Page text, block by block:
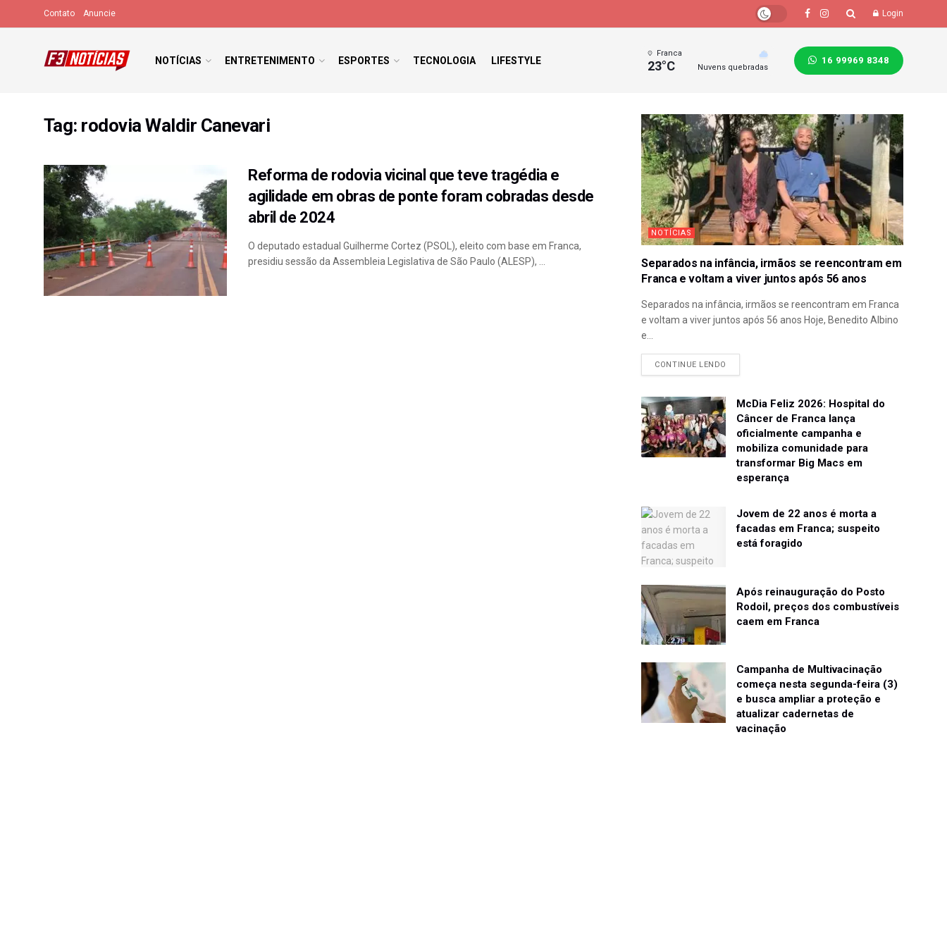
Contato Anuncie Login
NOTÍCIAS ENTRETENIMENTO ESPORTES TECNOLOGIA LIFESTYLE
Franca
23°C Nuvens quebradas
16 99969 8348
Tag: rodovia Waldir Canevari
Reforma de rodovia vicinal que teve tragédia e
agilidade em obras de ponte foram cobradas desde
abril de 2024
O deputado estadual Guilherme Cortez (PSOL), eleito com base em Franca,
presidiu sessão da Assembleia Legislativa de São Paulo (ALESP), ...
NOTÍCIAS
Separados na infância, irmãos se reencontram em
Franca e voltam a viver juntos após 56 anos
Separados na infância, irmãos se reencontram em Franca
e voltam a viver juntos após 56 anos Hoje, Benedito Albino
e...
CONTINUE LENDO
McDia Feliz 2026: Hospital do
Câncer de Franca lança
oficialmente campanha e
mobiliza comunidade para
transformar Big Macs em
esperança
Jovem de 22 anos é morta a
facadas em Franca; suspeito
está foragido
Após reinauguração do Posto
Rodoil, preços dos combustíveis
caem em Franca
Campanha de Multivacinação
começa nesta segunda-feira (3)
e busca ampliar a proteção e
atualizar cadernetas de
vacinação